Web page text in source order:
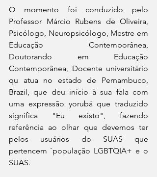
O momento foi conduzido pelo
Professor Márcio Rubens de Oliveira,
Psicólogo, Neuropsicólogo, Mestre em
Educação Contemporânea,
Doutorando em Educação
Contemporânea, Docente universitário
qu atua no estado de Pernambuco,
Brazil, que deu início à sua fala com
uma expressão yorubá que traduzido
significa "Eu existo", fazendo
referência ao olhar que devemos ter
pelos usuários do SUAS que
pertencem `população LGBTQIA+ e o
SUAS.